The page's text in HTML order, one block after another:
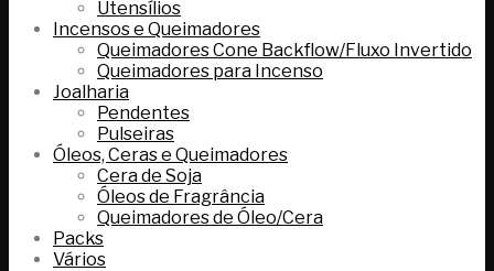
Utensílios
Incensos e Queimadores
Queimadores Cone Backflow/Fluxo Invertido
Queimadores para Incenso
Joalharia
Pendentes
Pulseiras
Óleos, Ceras e Queimadores
Cera de Soja
Óleos de Fragrância
Queimadores de Óleo/Cera
Packs
Vários